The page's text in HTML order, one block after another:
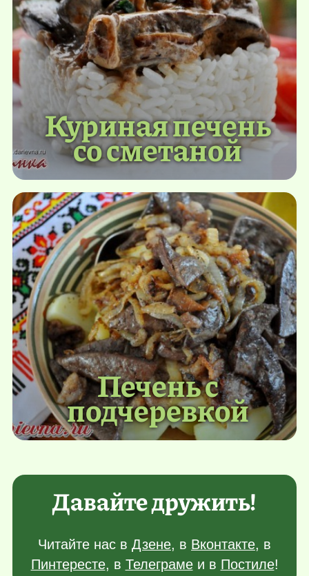
Куриная печень
со сметаной
Печень с
подчеревкой
Давайте дружить!
Читайте нас в Дзене, в Вконтакте, в
Пинтересте, в Телеграмеи в Постиле!